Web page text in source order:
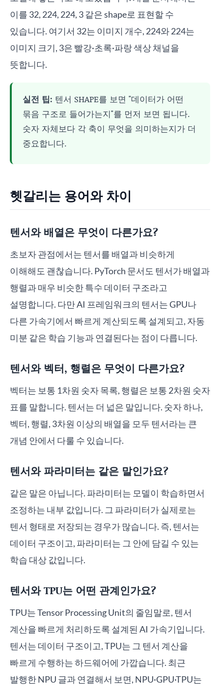
이를 32, 224, 224, 3 같은 shape로 표현할 수
있습니다. 여기서 32는 이미지 개수, 224와 224는
이미지 크기, 3은 빨강·초록·파랑 색상 채널을
뜻합니다.
실전 팁: 텐서 SHAPE를 보면 "데이터가 어떤
묶음 구조로 들어가는지"를 먼저 보면 됩니다.
숫자 자체보다 각 축이 무엇을 의미하는지가 더
중요합니다.
헷갈리는 용어와 차이
텐서와 배열은 무엇이 다른가요?
초보자 관점에서는 텐서를 배열과 비슷하게
이해해도 괜찮습니다. PyTorch 문서도 텐서가 배열과
행렬과 매우 비슷한 특수 데이터 구조라고
설명합니다. 다만 AI 프레임워크의 텐서는 GPU나
다른 가속기에서 빠르게 계산되도록 설계되고, 자동
미분 같은 학습 기능과 연결된다는 점이 다릅니다.
텐서와 벡터, 행렬은 무엇이 다른가요?
벡터는 보통 1차원 숫자 목록, 행렬은 보통 2차원 숫자
표를 말합니다. 텐서는 더 넓은 말입니다. 숫자 하나,
벡터, 행렬, 3차원 이상의 배열을 모두 텐서라는 큰
개념 안에서 다룰 수 있습니다.
텐서와 파라미터는 같은 말인가요?
같은 말은 아닙니다. 파라미터는 모델이 학습하면서
조정하는 내부 값입니다. 그 파라미터가 실제로는
텐서 형태로 저장되는 경우가 많습니다. 즉, 텐서는
데이터 구조이고, 파라미터는 그 안에 담길 수 있는
학습 대상 값입니다.
텐서와 TPU는 어떤 관계인가요?
TPU는 Tensor Processing Unit의 줄임말로, 텐서
계산을 빠르게 처리하도록 설계된 AI 가속기입니다.
텐서는 데이터 구조이고, TPU는 그 텐서 계산을
빠르게 수행하는 하드웨어에 가깝습니다. 최근
발행한 NPU 글과 연결해서 보면, NPU·GPU·TPU는